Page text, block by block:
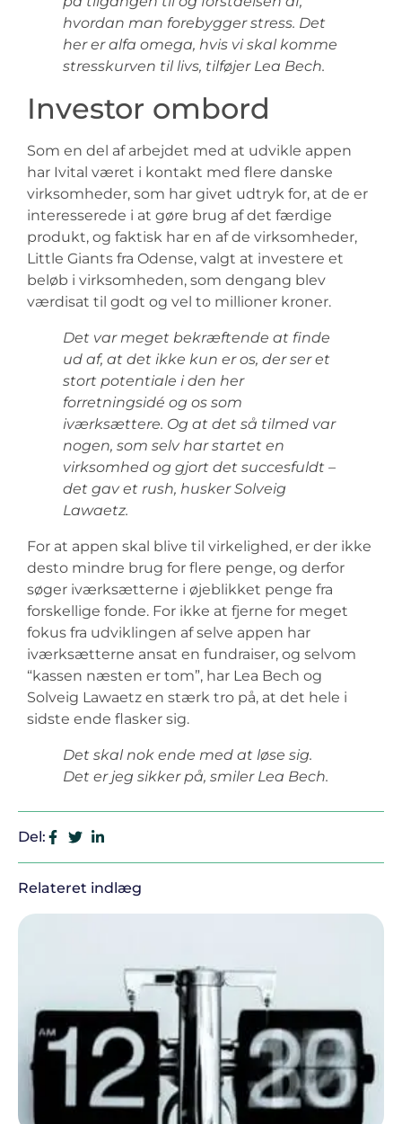
hvordan man forebygger stress. Det
her er alfa omega, hvis vi skal komme
stresskurven til livs, tilføjer Lea Bech.
Investor ombord
Som en del af arbejdet med at udvikle appen
har Ivital været i kontakt med flere danske
virksomheder, som har givet udtryk for, at de er
interesserede i at gøre brug af det færdige
produkt, og faktisk har en af de virksomheder,
Little Giants fra Odense, valgt at investere et
beløb i virksomheden, som dengang blev
værdisat til godt og vel to millioner kroner.
Det var meget bekræftende at finde
ud af, at det ikke kun er os, der ser et
stort potentiale i den her
forretningsidé og os som
iværksættere. Og at det så tilmed var
nogen, som selv har startet en
virksomhed og gjort det succesfuldt –
det gav et rush, husker Solveig
Lawaetz.
For at appen skal blive til virkelighed, er der ikke
desto mindre brug for flere penge, og derfor
søger iværksætterne i øjeblikket penge fra
forskellige fonde. For ikke at fjerne for meget
fokus fra udviklingen af selve appen har
iværksætterne ansat en fundraiser, og selvom
“kassen næsten er tom”, har Lea Bech og
Solveig Lawaetz en stærk tro på, at det hele i
sidste ende flasker sig.
Det skal nok ende med at løse sig.
Det er jeg sikker på, smiler Lea Bech.
Del:
Relateret indlæg